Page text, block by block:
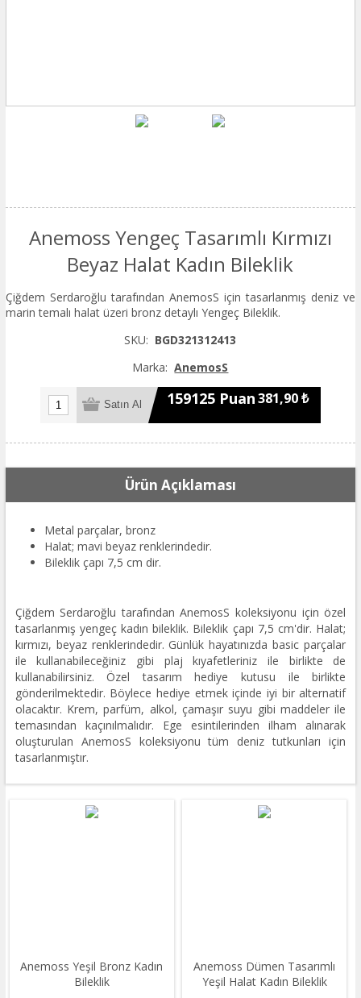
Anemoss Yengeç Tasarımlı Kırmızı
Beyaz Halat Kadın Bileklik
Çiğdem Serdaroğlu tarafından AnemosS için tasarlanmış deniz ve
marin temalı halat üzeri bronz detaylı Yengeç Bileklik.
SKU: BGD321312413
Marka: AnemosS
159125 Puan381,90 ₺
Ürün Açıklaması
Metal parçalar, bronz
Halat; mavi beyaz renklerindedir.
Bileklik çapı 7,5 cm dir.
Çiğdem Serdaroğlu tarafından AnemosS koleksiyonu için özel
tasarlanmış yengeç kadın bileklik. Bileklik çapı 7,5 cm'dir. Halat;
kırmızı, beyaz renklerindedir. Günlük hayatınızda basic parçalar
ile kullanabileceğiniz gibi plaj kıyafetleriniz ile birlikte de
kullanabilirsiniz. Özel tasarım hediye kutusu ile birlikte
gönderilmektedir. Böylece hediye etmek içinde iyi bir alternatif
olacaktır. Krem, parfüm, alkol, çamaşır suyu gibi maddeler ile
temasından kaçınılmalıdır. Ege esintilerinden ilham alınarak
oluşturulan AnemosS koleksiyonu tüm deniz tutkunları için
tasarlanmıştır.
Anemoss Yeşil Bronz Kadın
Bileklik
Anemoss Dümen Tasarımlı
Yeşil Halat Kadın Bileklik